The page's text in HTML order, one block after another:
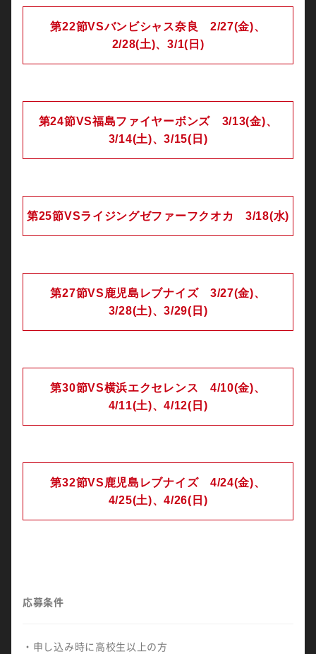
第22節VSバンビシャス奈良 2/27(金)、
2/28(土)、3/1(日)
第24節VS福島ファイヤーボンズ 3/13(金)、
3/14(土)、3/15(日)
第25節VSライジングゼファーフクオカ 3/18(水)
第27節VS鹿児島レブナイズ 3/27(金)、
3/28(土)、3/29(日)
第30節VS横浜エクセレンス 4/10(金)、
4/11(土)、4/12(日)
第32節VS鹿児島レブナイズ 4/24(金)、
4/25(土)、4/26(日)
応募条件
・申し込み時に高校生以上の方